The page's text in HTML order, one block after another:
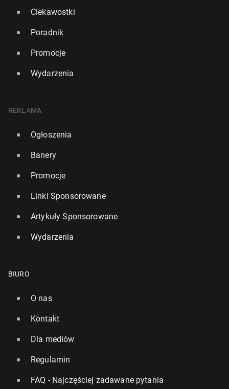
Ciekawostki
Poradnik
Promocje
Wydarzenia
REKLAMA
Ogłoszenia
Banery
Promocje
Linki Sponsorowane
Artykuły Sponsorowane
Wydarzenia
BIURO
O nas
Kontakt
Dla mediów
Regulamin
FAQ - Najczęściej zadawane pytania